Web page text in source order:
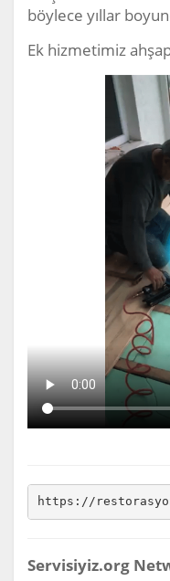
böylece yıllar
Ek hizmetimiz
https://
Servisiyiz.org